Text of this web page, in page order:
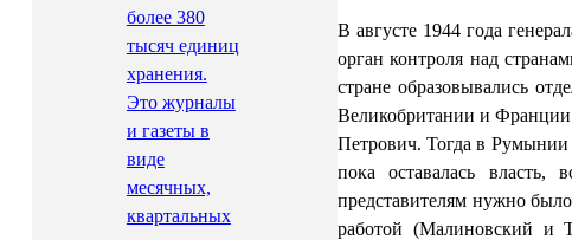
более 380
тысяч единиц
хранения.
Это журналы
и газеты в
виде
месячных,
квартальных
В августе 1944 года
орган контроля над
стране образовывались
Великобритании и
Петрович. Тогда в Румынии
пока оставалась власть,
представителям нужно
работой (Малиновский и